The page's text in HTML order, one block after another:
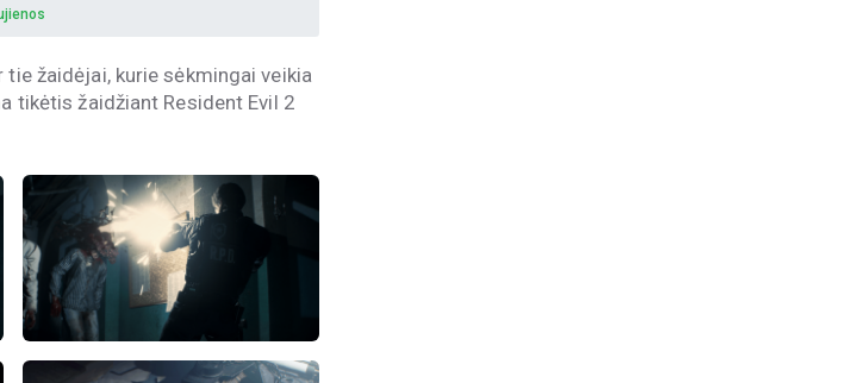
žaidėjai, kurie sėkmingai veikia
tikėtis žaidžiant Resident Evil 2